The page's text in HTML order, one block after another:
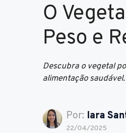
O
Peso e
Descubra o vegetal
alimentação saudável.
Por: Iara
22/04/2025